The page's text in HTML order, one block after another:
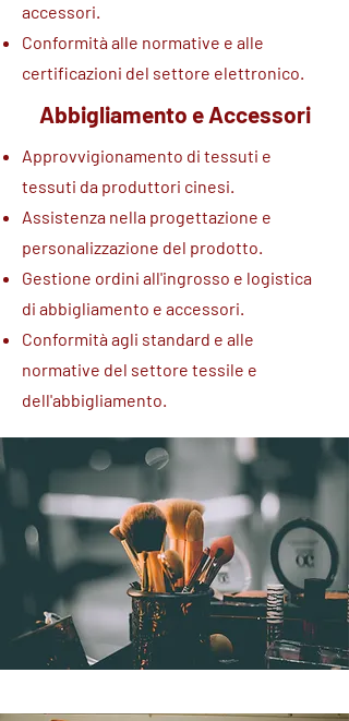
accessori.
Conformità alle normative e alle
certificazioni del settore elettronico.
Abbigliamento e Accessori
Approvvigionamento di tessuti e
tessuti da produttori cinesi.
Assistenza nella progettazione e
personalizzazione del prodotto.
Gestione ordini all'ingrosso e logistica
di abbigliamento e accessori.
Conformità agli standard e alle
normative del settore tessile e
dell'abbigliamento.